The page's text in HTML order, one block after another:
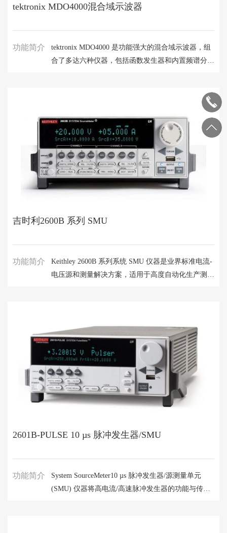
tektronix MDO4000混合域示波器
功能简介
tektronix MDO4000 是功能强大的混合域示波器，组
合了多达六种仪器，包括函数发生器和内置频谱分析
吉时利2600B 系列 SMU
功能简介
Keithley 2600B 系列系统 SMU 仪器是业界标准电流-
电压源和测量解决方案，适用于高度自动化生产测试
适用于自动化系统应用，TSP-链路技术允许菊花式
链接最多 64 条通道，适用于大容量并行测试。
2601B-PULSE 10 µs 脉冲发生器/SMU
功能简介
System SourceMeter10 µs 脉冲发生器/源测量单元
(SMU) 仪器将高电流/高速脉冲发生器的功能与传统